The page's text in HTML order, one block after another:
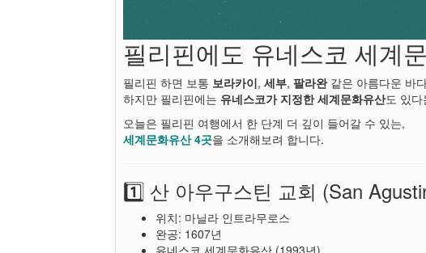
필리핀에도 유네스코 세계
필리핀 하면 보통 보라카이, 세부, 팔라완같은 아름다운 바
하지만 필리핀에는 유네스코가 지정한 세계문화유산도 있다
오늘은 필리핀 여행에서 한 단계 더 깊이 들어갈 수 있는,
세계문화유산 4곳을 소개해보려 합니다.
1️⃣ 산 아우구스틴 교회 (San
위치: 마닐라 인트라무로스
완공: 1607년
유네스코 세계문화유산 (1993년)